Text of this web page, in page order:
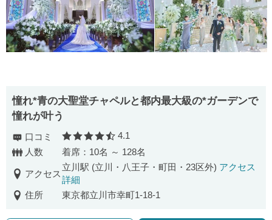
憧れ*青の大聖堂チャペルと都内最大級の*ガーデンで
憧れが叶う
口コミ 口コミ評価
4.1
人数
着席：10名 ～ 128名
アクセス
立川駅 (立川・八王子・町田・23区外) アクセス
詳細
住所
東京都立川市幸町1-18-1